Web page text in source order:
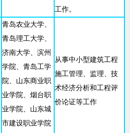
工作。
青岛农业大学、
青岛理工大学、
济南大学、滨州
学院、青岛工学
院、山东商业职
业学院、烟台职
业学院、山东城
市建设职业学院
从事中小型建筑工程
施工管理、监理、技
术经济分析和工程评
价论证等工作